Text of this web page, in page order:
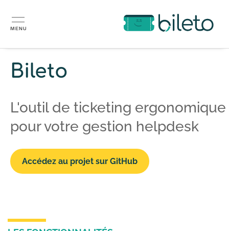
contenu
Bileto
L'outil de ticketing ergonomique
pour votre gestion helpdesk
Accédez au projet sur GitHub